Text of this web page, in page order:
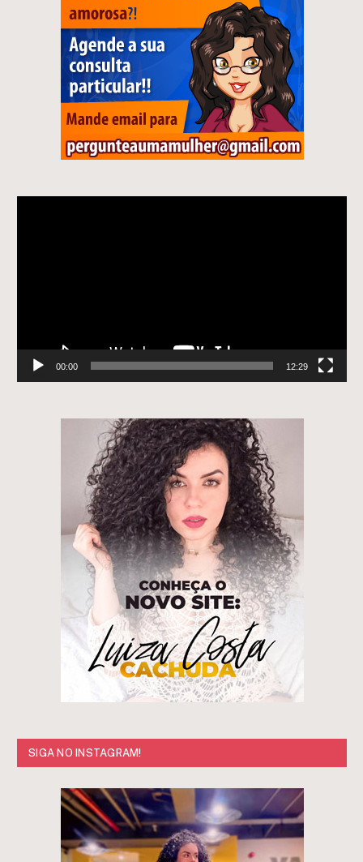
00:00 12:29
SIGA NO INSTAGRAM!